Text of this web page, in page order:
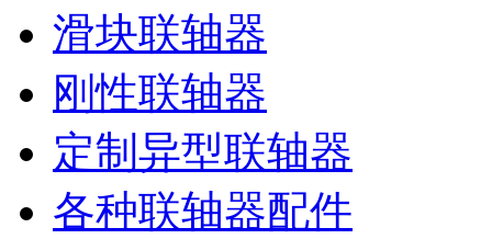
滑块联轴器
刚性联轴器
定制异型联轴器
各种联轴器配件